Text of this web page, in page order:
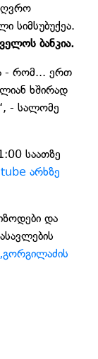
სიმსუბუქეა.
ბანკია.
- რომ... ერთ
ხშირად
- სალომე
საათზე
არხზე
და